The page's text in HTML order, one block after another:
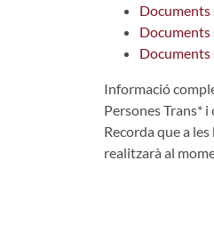
Documents
Informació
Persones Trans*
Recorda que a
realitzarà al